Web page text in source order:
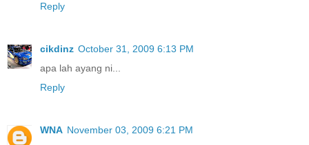
Reply
cikdinz October 31, 2009 6:13 PM
apa lah ayang ni...
Reply
WNA November 03, 2009 6:21 PM